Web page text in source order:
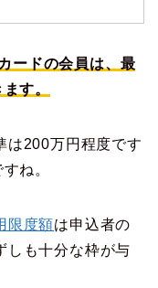
ードの会員は、最
す。
は200万円程度です
ね。
限度額は申込者の
しも十分な枠が与